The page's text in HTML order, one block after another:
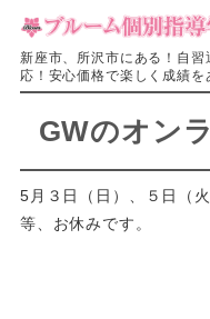
新座市、所沢市にある！自
応！安心価格で楽しく成績を
料金・授業システム
入塾の流れ
GWのオン
5月３日（日）、５日（
等、お休みです。